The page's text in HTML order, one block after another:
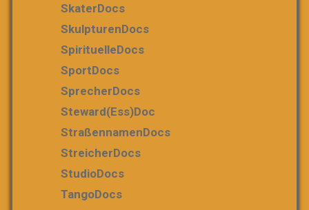
SkaterDocs
SkulpturenDocs
SpirituelleDocs
SportDocs
SprecherDocs
Steward(ess)Doc
StraßennamenDocs
StreicherDocs
StudioDocs
TangoDocs